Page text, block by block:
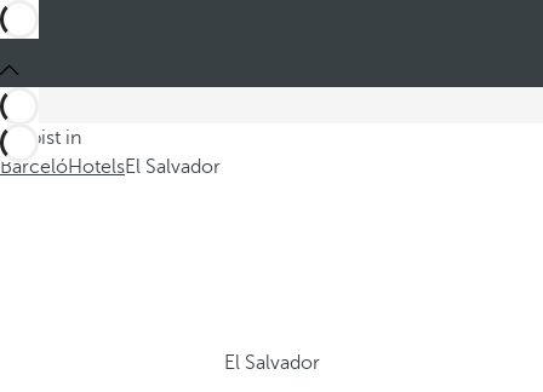
Du bist in
BarcelóHotelsEl Salvador
El Salvador